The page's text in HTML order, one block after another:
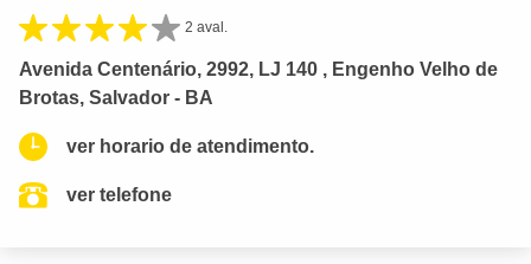
2 aval.
Avenida Centenário, 2992, LJ 140 , Engenho Velho de
Brotas, Salvador - BA
ver horario de atendimento.
ver telefone